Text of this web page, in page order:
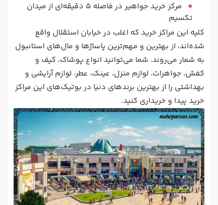
مرکز خرید جواهیر در فاصله 5 دقیقه‌ای از میدان
تکسیم
کلیه این مراکز خرید که اغلب در خیابان استقلال واقع
شده‌اند، از بهترین و مهم‌ترین پاساژها و مال‌های استانبول
به شمار می‌روند. شما می‌توانید انواع پوشاک، کیف و
کفش، جواهرات، لوازم منزل، عینک، عطر، لوازم آرایشی و
بهداشتی را از بهترین برندهای دنیا در بوتیک‌های این مراکز
خرید پیدا و خریداری کنید.